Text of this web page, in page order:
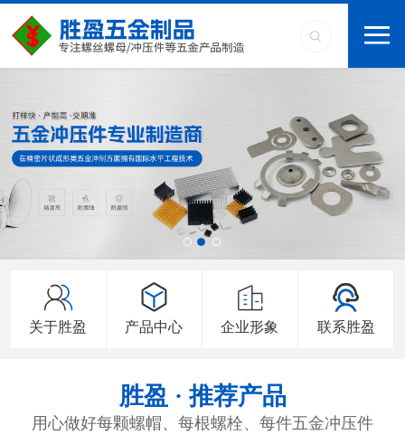
关于胜盈 产品中心 企业形象 联系胜盈
胜盈 · 推荐产品
用心做好每颗螺帽、每根螺栓、每件五金冲压件